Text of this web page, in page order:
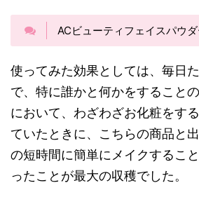
ACビューティフェイスパウ
使ってみた効果としては、毎日
で、特に誰かと何かをすること
において、わざわざお化粧をす
ていたときに、こちらの商品と
の短時間に簡単にメイクするこ
ったことが最大の収穫でした。